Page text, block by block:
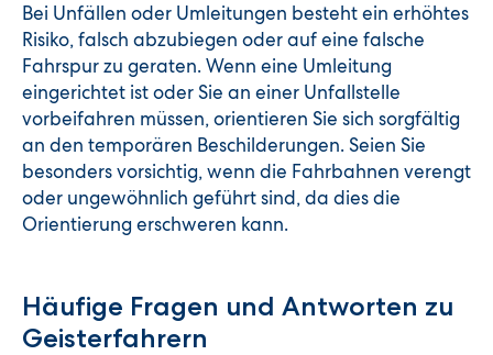
Bei Unfällen oder Umleitungen besteht ein erhöhtes
Risiko, falsch abzubiegen oder auf eine falsche
Fahrspur zu geraten. Wenn eine Umleitung
eingerichtet ist oder Sie an einer Unfallstelle
vorbeifahren müssen, orientieren Sie sich sorgfältig
an den temporären Beschilderungen. Seien Sie
besonders vorsichtig, wenn die Fahrbahnen verengt
oder ungewöhnlich geführt sind, da dies die
Orientierung erschweren kann.
Häufige Fragen und Antworten zu
Geisterfahrern